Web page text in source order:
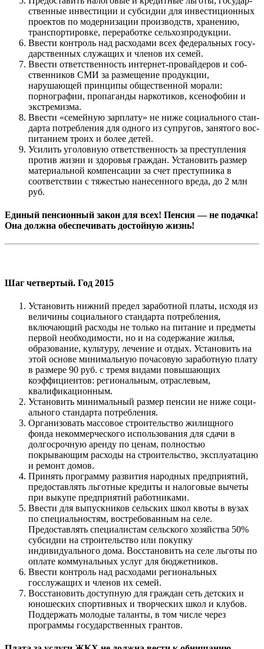
ственные инвестиции и субсидии для инвестиционных
проектов по модернизации производств, хранению,
транс­портировке, переработке сельхозпродукции.
Ввести контроль над расходами всех федеральных госу­
дарственных служащих и членов их семей.
Ввести ответственность интернет-провайдеров и соб­
ственников СМИ за размещение продукции,
нарушающей принципы общественной морали:
порнографии, пропаган­ды наркотиков, ксенофобии и
экстремизма.
Ввести «семейную зарплату» не ниже социального стан­
дарта потребления для одного из супругов, занятого вос­
питанием троих и более детей.
Усилить уголовную ответственность за преступления
про­тив жизни и здоровья граждан. Установить размер
ма­териальной компенсации за счет преступника в
соответ­ствии с тяжестью нанесенного вреда, до 2 млн
руб.
Единый пенсионный закон для всех! Пенсия — не подачка!
Она должна обеспечивать достойную жизнь!
Шаг четвертый. Год 2015
Установить нижний предел заработной платы, исходя из
величины социального стандарта потребления,
включаю­щий расходы не только на питание и предметы
первой необходимости, но и на содержание жилья,
образование, культуру, лечение и отдых. Установить на
этой основе ми­нимальную почасовую заработную плату
в размере 90 руб. с тремя видами повышающих
коэффициентов: ре­гиональным, отраслевым,
квалификационным.
Установить минимальный размер пенсии не ниже соци­
ального стандарта потребления.
Организовать массовое строительство жилищного
фонда некоммерческого использования для сдачи в
долгосроч­ную аренду по ценам, полностью
покрывающим расходы на строительство, эксплуатацию
и ремонт домов.
Принять программу развития народных предприятий,
предоставлять льготные кредиты и налоговые вычеты
при выкупе предприятий работниками.
Ввести для выпускников сельских школ квоты в вузах
по специальностям, востребованным на селе.
Предоставлять специалистам сельского хозяйства 50%
субсидии на строительство или покупку
индивидуального дома. Восстановить на селе льготы по
оплате коммунальных услуг для бюджетников.
Ввести контроль над расходами региональных
госслужащих и членов их семей.
Восстановить доступную для граждан сеть детских и
юношеских спортивных и творческих школ и клубов.
Поддержать молодые таланты, в том числе через
программы государственных грантов.